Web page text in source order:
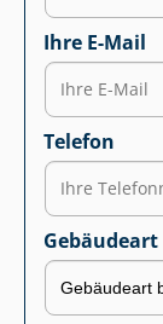
Ihre E-Mail
Telefon
Gebäudeart